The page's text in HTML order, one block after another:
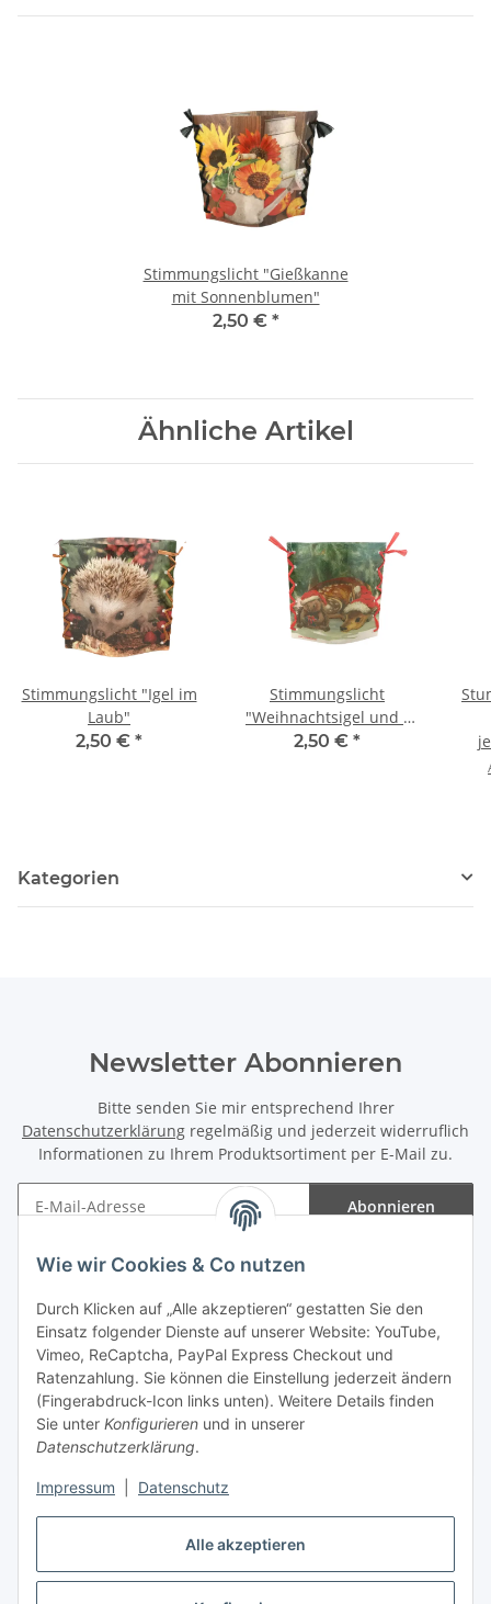
Alle akzeptieren
Wie wir Cookies & Co nutzen
Durch Klicken auf „Alle akzeptieren“ gestatten Sie den
Einsatz folgender Dienste auf unserer Website: YouTube,
Vimeo, ReCaptcha, PayPal Express Checkout und
Ratenzahlung. Sie können die Einstellung jederzeit ändern
(Fingerabdruck-Icon links unten). Weitere Details finden
Sie unter Konfigurieren und in unserer
Datenschutzerklärung.
Impressum Datenschutz
Stimmungslicht "Gießkanne
mit Sonnenblumen"
2,50 € *
Ähnliche Artikel
Stimmungslicht "Igel im
Laub"
2,50 € *
Stimmungslicht
"Weihnachtsigel und -
rehkitz"
2,50 € *
Kategorien
Newsletter Abonnieren
Bitte senden Sie mir entsprechend Ihrer
Datenschutzerklärung regelmäßig und jederzeit widerruflich
Informationen zu Ihrem Produktsortiment per E-Mail zu.
Abonnieren
Gesetzliche Informationen
Vertrag widerrufen
* Gemäß §19 UStG wird keine Umsatzsteuer berechnet, zzgl.Versand